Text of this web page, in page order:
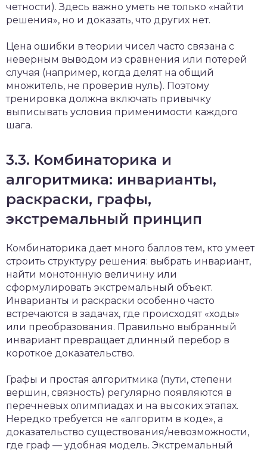
четности). Здесь важно уметь не только «найти
решения», но и доказать, что других нет.
Цена ошибки в теории чисел часто связана с
неверным выводом из сравнения или потерей
случая (например, когда делят на общий
множитель, не проверив нуль). Поэтому
тренировка должна включать привычку
выписывать условия применимости каждого
шага.
3.3. Комбинаторика и
алгоритмика: инварианты,
раскраски, графы,
экстремальный принцип
Комбинаторика дает много баллов тем, кто умеет
строить структуру решения: выбрать инвариант,
найти монотонную величину или
сформулировать экстремальный объект.
Инварианты и раскраски особенно часто
встречаются в задачах, где происходят «ходы»
или преобразования. Правильно выбранный
инвариант превращает длинный перебор в
короткое доказательство.
Графы и простая алгоритмика (пути, степени
вершин, связность) регулярно появляются в
перечневых олимпиадах и на высоких этапах.
Нередко требуется не «алгоритм в коде», а
доказательство существования/невозможности,
где граф — удобная модель. Экстремальный